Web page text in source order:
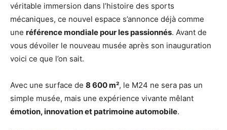
véritable immersion dans l’histoire des sports
mécaniques, ce nouvel espace s’annonce déjà comme
une référence mondiale pour les passionnés. Avant de
vous dévoiler le nouveau musée après son inauguration
voici ce que l’on sait.
Avec une surface de 8 600 m², le M24 ne sera pas un
simple musée, mais une expérience vivante mêlant
émotion, innovation et patrimoine automobile.